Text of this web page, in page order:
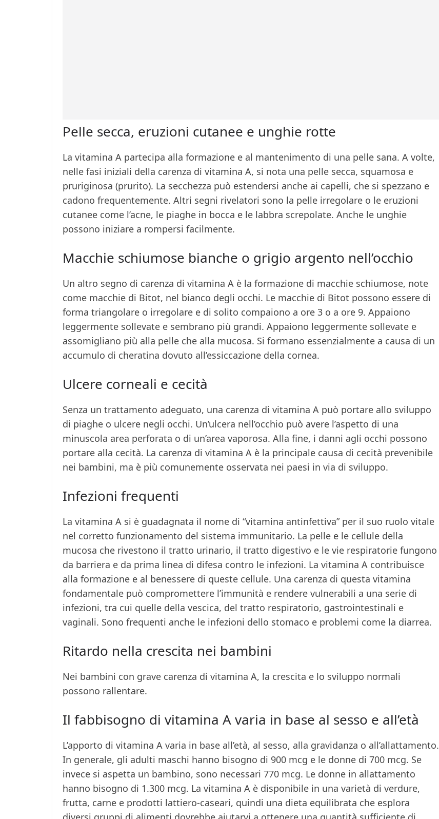
Pelle secca, eruzioni cutanee e unghie rotte
La vitamina A partecipa alla formazione e al mantenimento di una pelle sana. A volte,
nelle fasi iniziali della carenza di vitamina A, si nota una pelle secca, squamosa e
pruriginosa (prurito). La secchezza può estendersi anche ai capelli, che si spezzano e
cadono frequentemente. Altri segni rivelatori sono la pelle irregolare o le eruzioni
cutanee come l’acne, le piaghe in bocca e le labbra screpolate. Anche le unghie
possono iniziare a rompersi facilmente.
Macchie schiumose bianche o grigio argento nell’occhio
Un altro segno di carenza di vitamina A è la formazione di macchie schiumose, note
come macchie di Bitot, nel bianco degli occhi. Le macchie di Bitot possono essere di
forma triangolare o irregolare e di solito compaiono a ore 3 o a ore 9. Appaiono
leggermente sollevate e sembrano più grandi. Appaiono leggermente sollevate e
assomigliano più alla pelle che alla mucosa. Si formano essenzialmente a causa di un
accumulo di cheratina dovuto all’essiccazione della cornea.
Ulcere corneali e cecità
Senza un trattamento adeguato, una carenza di vitamina A può portare allo sviluppo
di piaghe o ulcere negli occhi. Un’ulcera nell’occhio può avere l’aspetto di una
minuscola area perforata o di un’area vaporosa. Alla fine, i danni agli occhi possono
portare alla cecità. La carenza di vitamina A è la principale causa di cecità prevenibile
nei bambini, ma è più comunemente osservata nei paesi in via di sviluppo.
Infezioni frequenti
La vitamina A si è guadagnata il nome di “vitamina antinfettiva” per il suo ruolo vitale
nel corretto funzionamento del sistema immunitario. La pelle e le cellule della
mucosa che rivestono il tratto urinario, il tratto digestivo e le vie respiratorie fungono
da barriera e da prima linea di difesa contro le infezioni. La vitamina A contribuisce
alla formazione e al benessere di queste cellule. Una carenza di questa vitamina
fondamentale può compromettere l’immunità e rendere vulnerabili a una serie di
infezioni, tra cui quelle della vescica, del tratto respiratorio, gastrointestinali e
vaginali. Sono frequenti anche le infezioni dello stomaco e problemi come la diarrea.
Ritardo nella crescita nei bambini
Nei bambini con grave carenza di vitamina A, la crescita e lo sviluppo normali
possono rallentare.
Il fabbisogno di vitamina A varia in base al sesso e all’età
L’apporto di vitamina A varia in base all’età, al sesso, alla gravidanza o all’allattamento.
In generale, gli adulti maschi hanno bisogno di 900 mcg e le donne di 700 mcg. Se
invece si aspetta un bambino, sono necessari 770 mcg. Le donne in allattamento
hanno bisogno di 1.300 mcg. La vitamina A è disponibile in una varietà di verdure,
frutta, carne e prodotti lattiero-caseari, quindi una dieta equilibrata che esplora